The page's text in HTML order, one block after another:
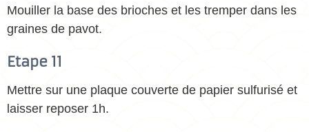
Mouiller la base des brioches et les tremper dans les
graines de pavot.
Etape 11
Mettre sur une plaque couverte de papier sulfurisé et
laisser reposer 1h.